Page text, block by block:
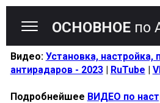
ОСНОВНОЕ по
Видео: Установка, настройка,
антирадаров - 2023| RuTube |
Подробнейшее ВИДЕО по